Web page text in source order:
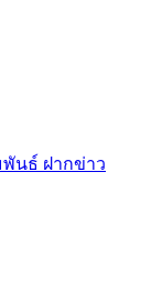
พันธ์ ฝากข่าว